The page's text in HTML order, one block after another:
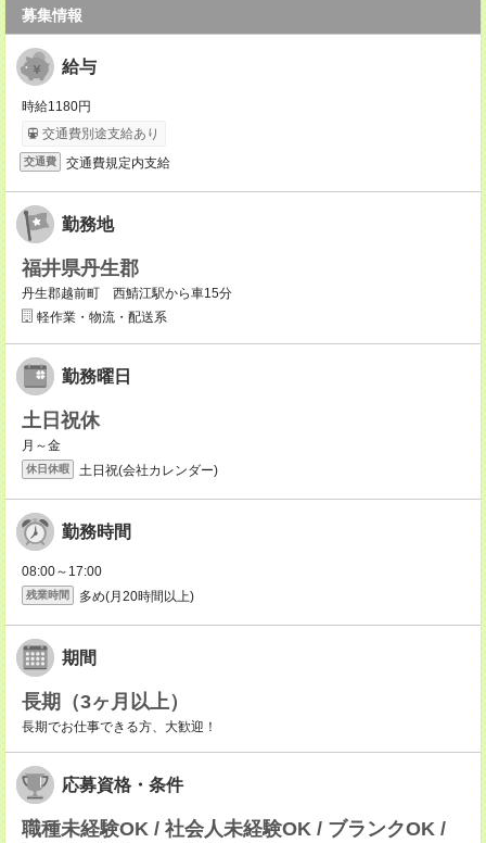
募集情報
給与
時給1180円
交通費別途支給あり
交通費 交通費規定内支給
勤務地
福井県丹生郡
丹生郡越前町 西鯖江駅から車15分
軽作業・物流・配送系
勤務曜日
土日祝休
月～金
休日休暇 土日祝(会社カレンダー)
勤務時間
08:00～17:00
残業時間 多め(月20時間以上)
期間
長期（3ヶ月以上）
長期でお仕事できる方、大歓迎！
応募資格・条件
職種未経験OK / 社会人未経験OK / ブランクOK /